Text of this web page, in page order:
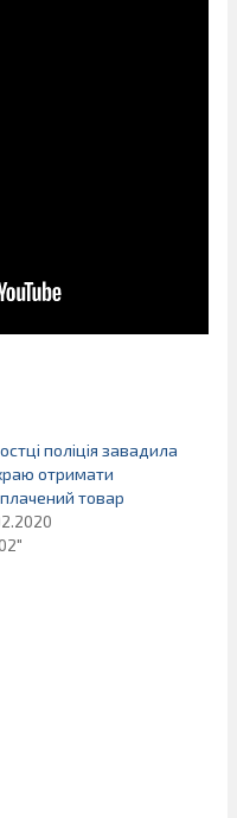
поліція завадила
отримати
товар